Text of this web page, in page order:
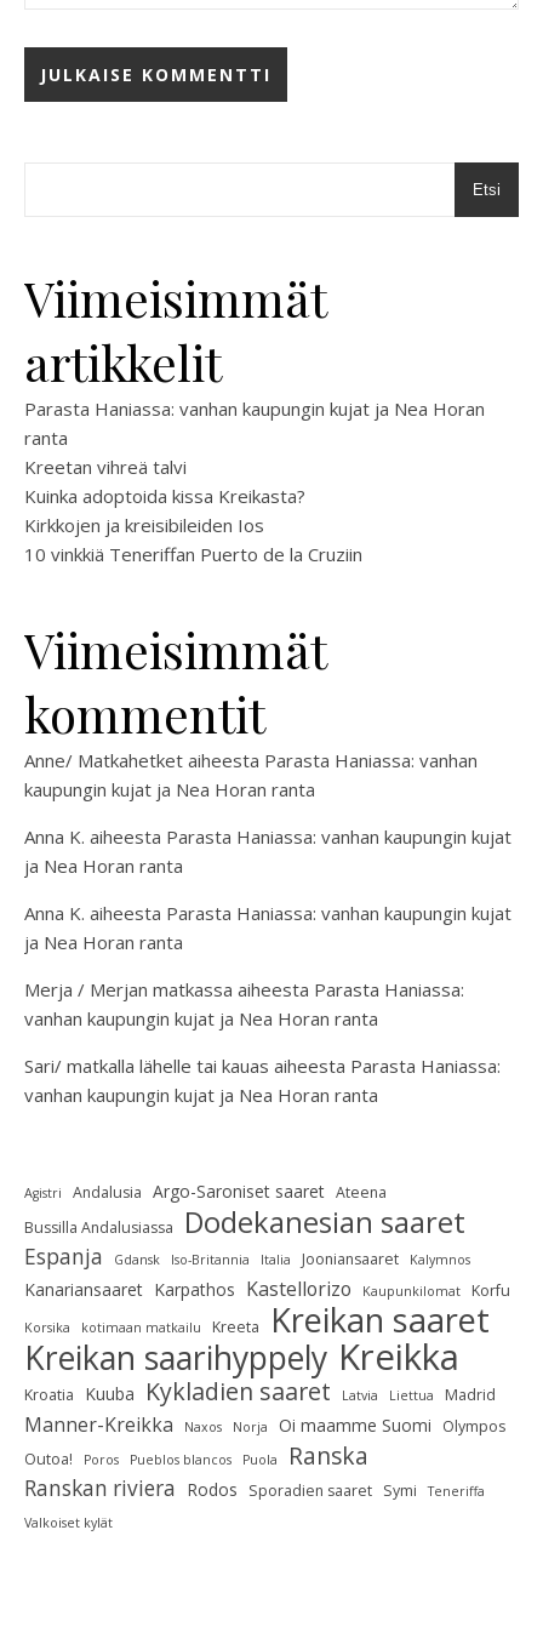
Etsi
Viimeisimmät
artikkelit
Parasta Haniassa: vanhan kaupungin kujat ja Nea Horan
ranta
Kreetan vihreä talvi
Kuinka adoptoida kissa Kreikasta?
Kirkkojen ja kreisibileiden Ios
10 vinkkiä Teneriffan Puerto de la Cruziin
Viimeisimmät
kommentit
Anne/ Matkahetket aiheesta Parasta Haniassa: vanhan
kaupungin kujat ja Nea Horan ranta
Anna K. aiheesta Parasta Haniassa: vanhan kaupungin kujat
ja Nea Horan ranta
Anna K. aiheesta Parasta Haniassa: vanhan kaupungin kujat
ja Nea Horan ranta
Merja / Merjan matkassa aiheesta Parasta Haniassa:
vanhan kaupungin kujat ja Nea Horan ranta
Sari/ matkalla lähelle tai kauas aiheesta Parasta Haniassa:
vanhan kaupungin kujat ja Nea Horan ranta
Agistri Andalusia Argo-Saroniset saaret Ateena
Bussilla Andalusiassa
Dodekanesian saaret
Espanja Gdansk Iso-Britannia Italia Jooniansaaret Kalymnos
Kanariansaaret Karpathos Kastellorizo Kaupunkilomat Korfu
Korsika kotimaan matkailu Kreeta Kreikan saaret
Kreikan saarihyppely Kreikka
Kroatia Kuuba Kykladien saaret Latvia Liettua Madrid
Manner-Kreikka Naxos Norja Oi maamme Suomi
Olympos
Outoa!
Poros Pueblos blancos Puola Ranska
Ranskan riviera Rodos Sporadien saaret Symi
Teneriffa
Valkoiset kylät